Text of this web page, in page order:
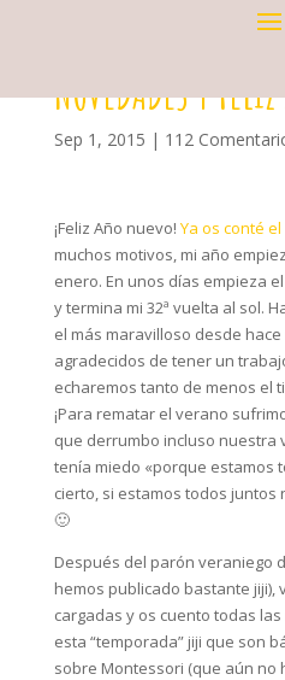
NOVEDADES Y
Sep 1, 2015 | 112
¡Feliz Año nuevo! Ya os conté
muchos motivos, mi año
enero. En unos días empieza
y termina mi 32ª vuelta al sol.
el más maravilloso desde
agradecidos de tener un
echaremos tanto de menos el
¡Para rematar el verano
que derrumbo incluso nuestra
tenía miedo «porque estamos
cierto, si estamos todos
🙂
Después del parón veraniego
hemos publicado bastante jiji),
cargadas y os cuento todas
esta “temporada” jiji que son
sobre Montessori (que aún no